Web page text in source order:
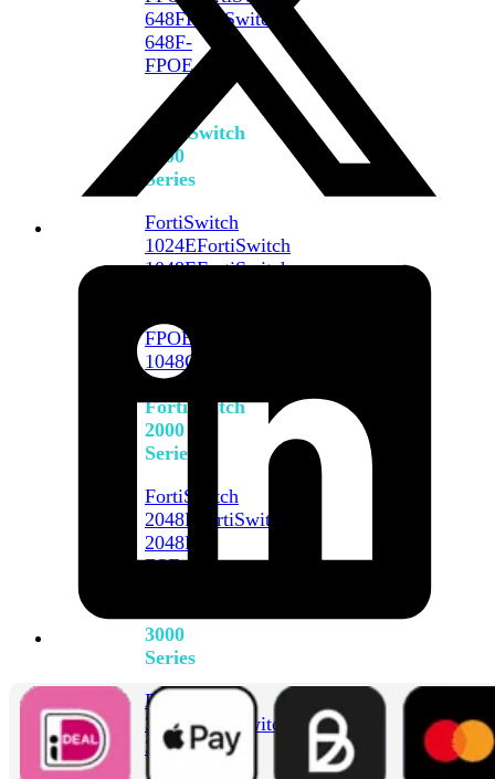
648FFortiSwitch
648F-
FPOE
FortiSwitch
1000
Series
FortiSwitch
1024EFortiSwitch
1048EFortiSwitch
FPOE
1048G
FortiSwitch
2000
Series
FortiSwitch
2048F
FortiSwitch
2048F-
B2F
3000
Series
FortiSwitch
3032EFortiSwitch
3032G